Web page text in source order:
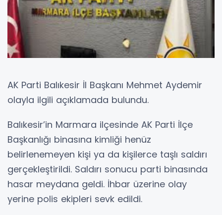
AK Parti Balıkesir İl Başkanı Mehmet Aydemir
olayla ilgili açıklamada bulundu.
Balıkesir’in Marmara ilçesinde AK Parti İlçe
Başkanlığı binasına kimliği henüz
belirlenemeyen kişi ya da kişilerce taşlı saldırı
gerçekleştirildi. Saldırı sonucu parti binasında
hasar meydana geldi. İhbar üzerine olay
yerine polis ekipleri sevk edildi.